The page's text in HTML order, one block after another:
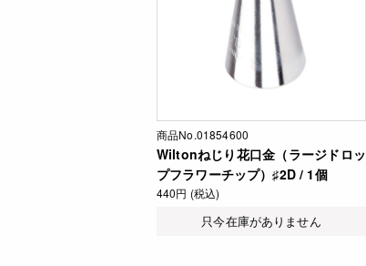
商品No.01854600
Wiltonねじり花口金（ラージドロッ
プフラワーチップ）♯2D / 1個
440円 (税込)
只今在庫がありません